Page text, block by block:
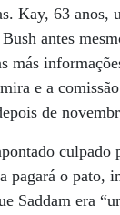
Kay, 63
antes
más
e a
de
pagará o pato,
Saddam era